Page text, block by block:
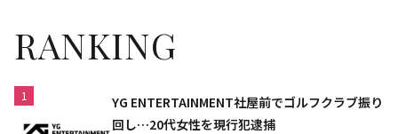
RANKING
1
YG ENTERTAINMENT社屋前でゴルフクラブ振り
回し…20代女性を現行犯逮捕